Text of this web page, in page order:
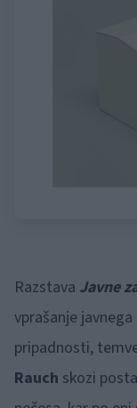
Razstava Javne
vprašanje
pripadnosti,
Rauch skozi